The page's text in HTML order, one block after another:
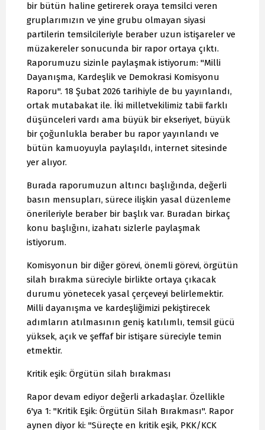
bir bütün haline getirerek oraya temsilci veren
gruplarımızın ve yine grubu olmayan siyasi
partilerin temsilcileriyle beraber uzun istişareler ve
müzakereler sonucunda bir rapor ortaya çıktı.
Raporumuzu sizinle paylaşmak istiyorum: "Milli
Dayanışma, Kardeşlik ve Demokrasi Komisyonu
Raporu". 18 Şubat 2026 tarihiyle de bu yayınlandı,
ortak mutabakat ile. İki milletvekilimiz tabii farklı
düşünceleri vardı ama büyük bir ekseriyet, büyük
bir çoğunlukla beraber bu rapor yayınlandı ve
bütün kamuoyuyla paylaşıldı, internet sitesinde
yer alıyor.
Burada raporumuzun altıncı başlığında, değerli
basın mensupları, sürece ilişkin yasal düzenleme
önerileriyle beraber bir başlık var. Buradan birkaç
konu başlığını, izahatı sizlerle paylaşmak
istiyorum.
Komisyonun bir diğer görevi, önemli görevi, örgütün
silah bırakma süreciyle birlikte ortaya çıkacak
durumu yönetecek yasal çerçeveyi belirlemektir.
Milli dayanışma ve kardeşliğimizi pekiştirecek
adımların atılmasının geniş katılımlı, temsil gücü
yüksek, açık ve şeffaf bir istişare süreciyle temin
etmektir.
Kritik eşik: Örgütün silah bırakması
Rapor devam ediyor değerli arkadaşlar. Özellikle
6'ya 1: "Kritik Eşik: Örgütün Silah Bırakması". Rapor
aynen diyor ki: "Süreçte en kritik eşik, PKK/KCK